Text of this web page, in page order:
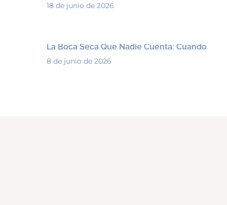
18 de junio de 2026
La Boca Seca Que Nadie Cuenta: Cuando
8 de junio de 2026